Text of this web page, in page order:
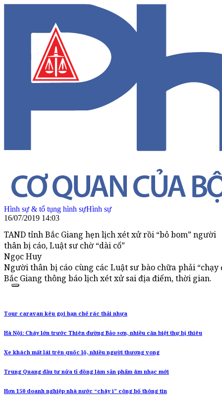
Hình sự & tố tụng hình sựHình sự
16/07/2019 14:03
TAND tỉnh Bắc Giang hẹn lịch xét xử rồi “bỏ bom” người
thân bị cáo, Luật sư chờ “dài cổ”
Ngọc Huy
Người thân bị cáo cùng các Luật sư bào chữa phải “chạy
Bắc Giang thông báo lịch xét xử sai địa điểm, thời gian.
Tour caravan kêu gọi hạn chế rác thải nhựa
Hà Nội: Cháy lớn trước Thiên đường Bảo sơn, nhiều căn biệt thự bị thiêu
Xe khách mất lái trên quốc lộ, nhiều người thương vong
Trung Quang đầu tư nửa tỉ đồng làm sản phẩm âm nhạc mới
Hơn 150 doanh nghiệp nhà nước “chây ì” công bố thông tin